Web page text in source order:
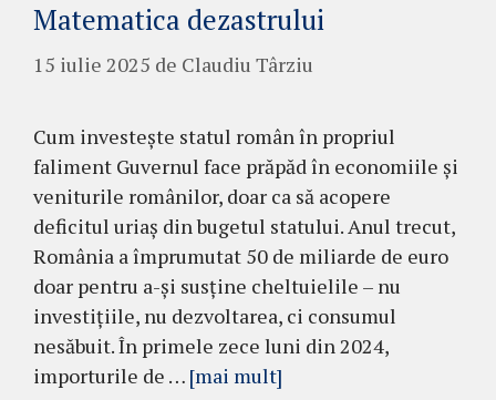
Matematica dezastrului
15 iulie 2025 de Claudiu Târziu
Cum investește statul român în propriul
faliment Guvernul face prăpăd în economiile și
veniturile românilor, doar ca să acopere
deficitul uriaș din bugetul statului. Anul trecut,
România a împrumutat 50 de miliarde de euro
doar pentru a-și susține cheltuielile – nu
investițiile, nu dezvoltarea, ci consumul
nesăbuit. În primele zece luni din 2024,
importurile de … [mai mult]